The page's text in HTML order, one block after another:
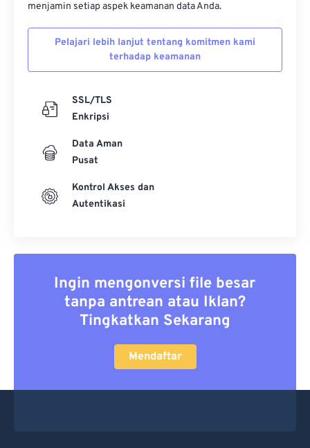
menjamin setiap aspek keamanan data Anda.
Pelajari lebih lanjut tentang komitmen kami
terhadap keamanan
SSL/TLS
Enkripsi
Data Aman
Pusat
Kontrol Akses dan
Autentikasi
Ingin mengonversi file besar
tanpa antrean atau Iklan?
Tingkatkan Sekarang
Mendaftar